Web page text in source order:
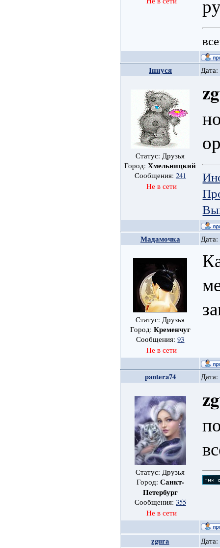
Іннуся
Статус: Друзья
Город:Хмельницкий
Сообщения: 241
Не в сети
Мадамочка
Статус: Друзья
Город: Кременчуг
Сообщения:93
Не в сети
pantera74
Статус: Друзья
Город: Санкт-
Петербург
Сообщения: 355
Не в сети
zgura